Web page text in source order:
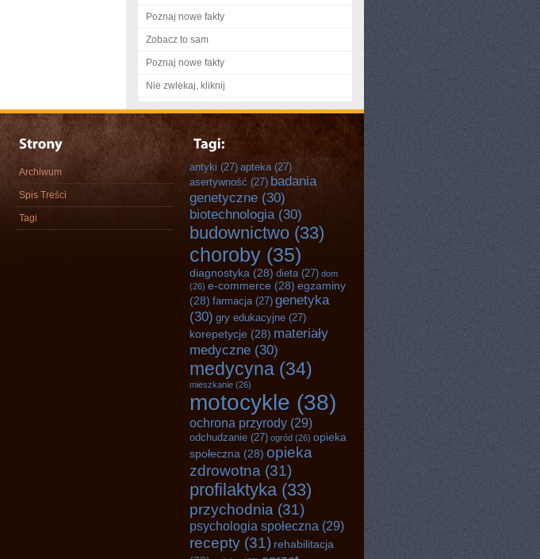
Poznaj nowe fakty
Zobacz to sam
Poznaj nowe fakty
Nie zwlekaj, kliknij
Archiwum
Spis Treści
Tagi
antyki (27) apteka(27)
asertywność (27) badania
genetyczne (30)
biotechnologia(30)
budownictwo (33)
choroby (35)
diagnostyka (28) dieta(27) dom
(26) e-commerce (28) egzaminy
(28) farmacja(27) genetyka
(30) gry edukacyjne (27)
korepetycje (28) materiały
medyczne (30)
medycyna (34)
mieszkanie (26)
motocykle (38)
ochrona przyrody (29)
odchudzanie (27) ogród (26) opieka
społeczna (28) opieka
zdrowotna (31)
profilaktyka(33)
przychodnia (31)
psychologia społeczna (29)
recepty (31) rehabilitacja